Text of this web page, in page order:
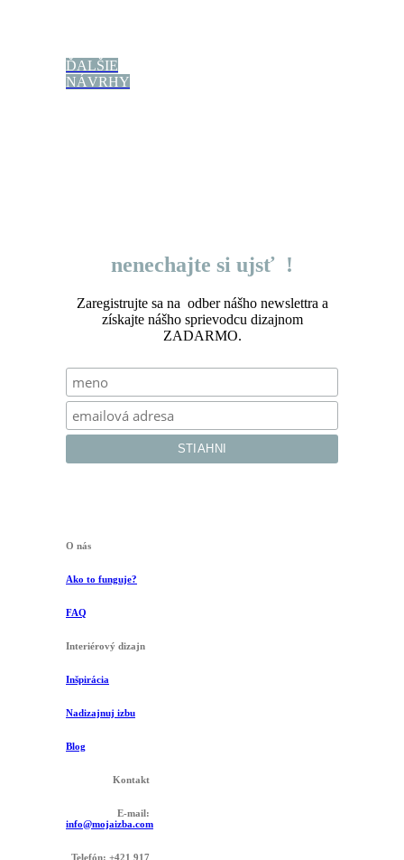
ĎALŠIE
NÁVRHY
nenechajte si ujsť !
Zaregistrujte sa na odber nášho newslettra a
získajte nášho sprievodcu dizajnom
ZADARMO.
O nás
Ako to funguje?
FAQ
Interiérový dizajn
Inšpirácia
Nadizajnuj izbu
Blog
Kontakt
E-mail:
info@mojaizba.com
Telefón: +421 917